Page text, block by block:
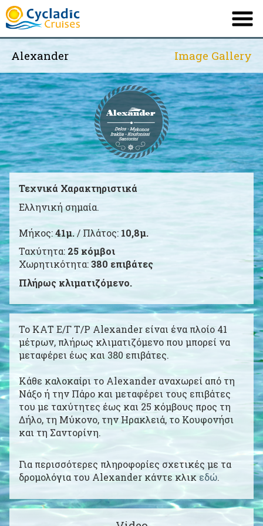
ΕΤΑΙΡΕΙΑ
ΤΟ ΠΛΟΙΟ ΜΑΣ
ΔΡΟΜΟΛΟΓΙΑ
ΠΡΟΟΡΙΣΜΟΙ
ΠΛΗΡΟΦΟΡΙΕΣ
ΠΡΟΣΦΟΡΕΣ
ΕΠΙΚΟΙΝΩΝΙΑ
English
Alexander Image Gallery
Τεχνικά Χαρακτηριστικά
Ελληνική σημαία.
Μήκος:41μ./ Πλάτος: 10,8μ.
Ταχύτητα: 25 κόμβοι
Χωρητικότητα:380 επιβάτες
Πλήρως κλιματιζόμενο.
To ΚΑΤ Ε/Γ Τ/Ρ Alexander είναι ένα πλοίο 41
μέτρων, πλήρως κλιματιζόμενο που μπορεί να
μεταφέρει έως και 380 επιβάτες.
Κάθε καλοκαίρι το Alexander αναχωρεί από τη
Νάξο ή την Πάρο και μεταφέρει τους επιβάτες
του με ταχύτητες έως και 25 κόμβους προς τη
Δήλο, τη Μύκονο, την Ηρακλειά, το Κουφονήσι
και τη Σαντορίνη.
Για περισσότερες πληροφορίες σχετικές με τα
δρομολόγια του Alexander κάντε κλικ εδώ.